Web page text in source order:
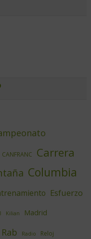
CANFRANC
Carrera
Columbia
Esfuerzo
Kilian Madrid
Rab Radio Reloj